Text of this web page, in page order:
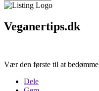
Veganertips.dk
Vær den første til at bedømme
Dele